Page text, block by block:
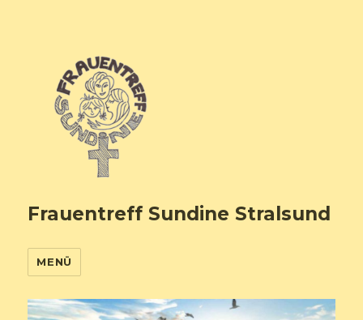
Frauentreff Sundine Stralsund
MENÜ